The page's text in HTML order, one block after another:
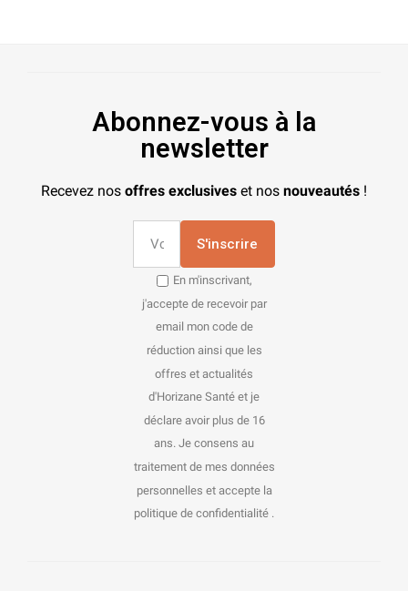
Abonnez-vous à la
newsletter
Recevez nos offres exclusives et nos nouveautés !
S'inscrire
En m'inscrivant,
j'accepte de recevoir par
email mon code de
réduction ainsi que les
offres et actualités
d'Horizane Santé et je
déclare avoir plus de 16
ans. Je consens au
traitement de mes données
personnelles et accepte la
politique de confidentialité .